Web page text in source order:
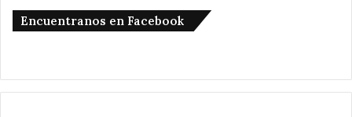
Encuentranos en Facebook